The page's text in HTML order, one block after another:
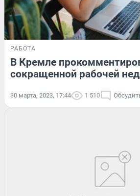
РАБОТА
В Кремле
сокращенной рабочей
30 марта, 2023, 17:44 1 510